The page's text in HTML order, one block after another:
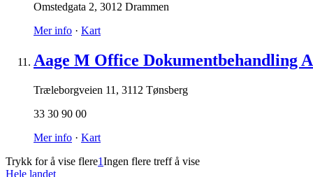
Omstedgata 2, 3012 Drammen
Mer info · Kart
Aage M Office Dokumentbehandling
Træleborgveien 11 , 3112 Tønsberg
33 30 90 00
Mer info · Kart
Trykk for å vise flere1Ingen flere treff å vise
Hele landet